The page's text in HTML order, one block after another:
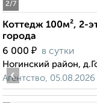
2/7
Коттедж 100м², 2-
города
6 000 ₽ в сутки
Ногинский район,
Агентство, 05.08.2026
‹